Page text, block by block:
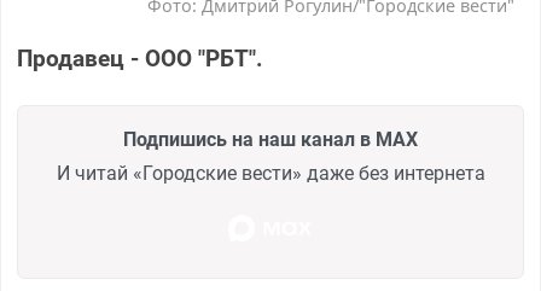
Фото: Дмитрий Рогулин/"Городские вести"
Продавец - ООО "РБТ".
Подпишись на наш канал в MAX
И читай «Городские вести» даже без интернета